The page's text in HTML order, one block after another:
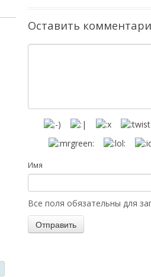
Оставить
Имя
Все поля обязательны для